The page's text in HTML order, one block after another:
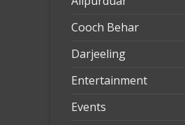
Cooch Behar
Darjeeling
Entertainment
Events